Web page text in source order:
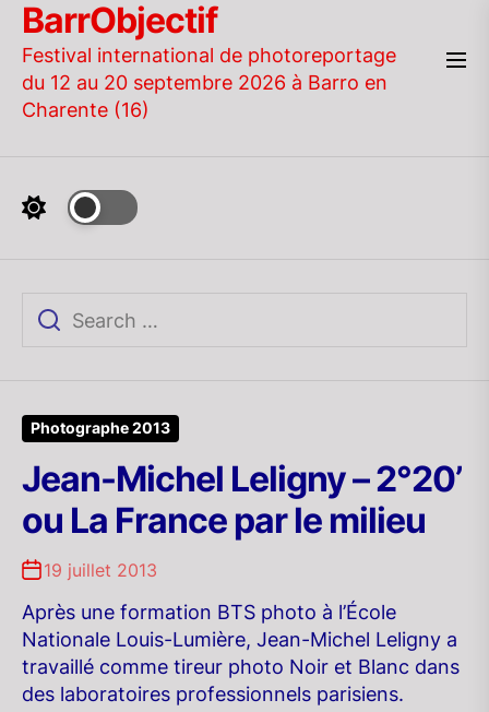
Skip
the
content
BarrObjectif
Festival international de photoreportage
du 12 au 20 septembre 2026 à Barro en
Charente (16)
Photographe 2013
Jean-Michel Leligny – 2°20’
ou La France par le milieu
19 juillet 2013
Après une formation BTS photo à l’École
Nationale Louis-Lumière, Jean-Michel Leligny a
travaillé comme tireur photo Noir et Blanc dans
des laboratoires professionnels parisiens.